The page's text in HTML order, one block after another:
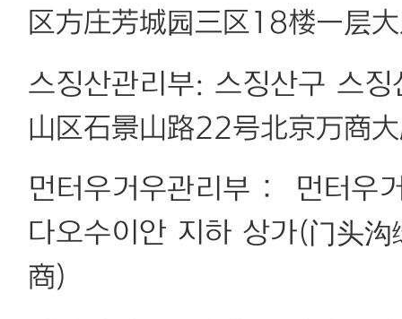
区方庄芳城园三区18楼一层
스징산관리부: 스징산구 스
山区石景山路22号北京万商
먼터우거우관리부： 먼터
다오수이안 지하 상가(门头
商)